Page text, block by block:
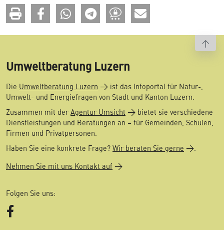
Umweltberatung Luzern
Die Umweltberatung Luzern
ist das Infoportal für Natur-,
Umwelt- und Energiefragen von Stadt und Kanton Luzern.
Zusammen mit der Agentur Umsicht
bietet sie verschiedene
Dienstleistungen und Beratungen an – für Gemeinden, Schulen,
Firmen und Privatpersonen.
Haben Sie eine konkrete Frage? Wir beraten Sie gerne
.
Nehmen Sie mit uns Kontakt auf
Folgen Sie uns: